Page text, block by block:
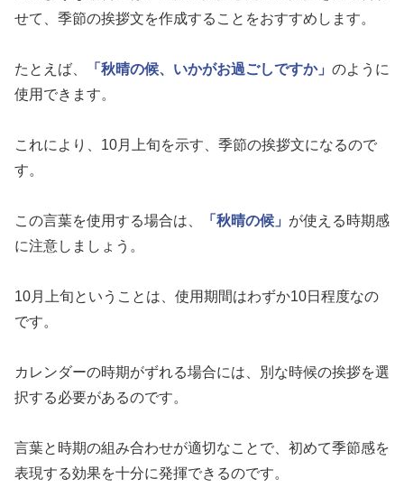
せて、季節の挨拶文を作成することをおすすめします。
たとえば、 「秋晴の候、いかがお過ごしですか」 のように
使用できます。
これにより、10月上旬を示す、季節の挨拶文になるので
す。
この言葉を使用する場合は、 「秋晴の候」 が使える時期感
に注意しましょう。
10月上旬ということは、使用期間はわずか10日程度なの
です。
カレンダーの時期がずれる場合には、別な時候の挨拶を選
択する必要があるのです。
言葉と時期の組み合わせが適切なことで、初めて季節感を
表現する効果を十分に発揮できるのです。